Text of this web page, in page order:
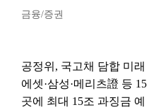
금융/증권
공정위, 국고채 담합 미래
에셋·삼성·메리츠證 등 15
곳에 최대 15조 과징금 예